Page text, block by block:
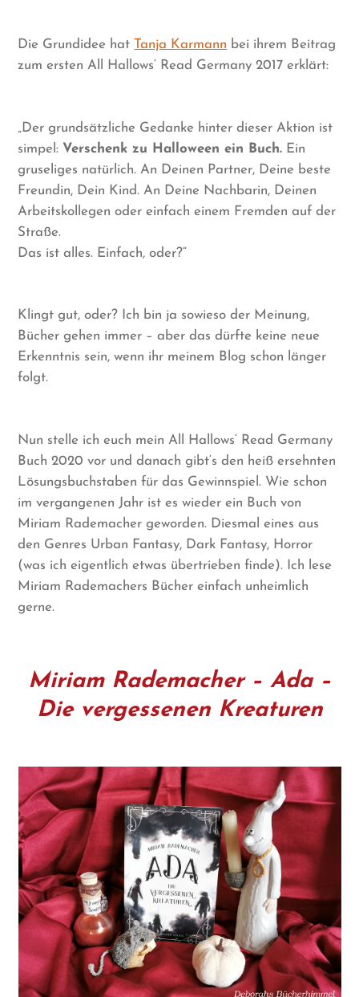
Die Grundidee hat Tanja Karmann bei ihrem Beitrag
zum ersten All Hallows‘ Read Germany 2017 erklärt:
„Der grundsätzliche Gedanke hinter dieser Aktion ist
simpel: Verschenk zu Halloween ein Buch. Ein
gruseliges natürlich. An Deinen Partner, Deine beste
Freundin, Dein Kind. An Deine Nachbarin, Deinen
Arbeitskollegen oder einfach einem Fremden auf der
Straße.
Das ist alles. Einfach, oder?“
Klingt gut, oder? Ich bin ja sowieso der Meinung,
Bücher gehen immer – aber das dürfte keine neue
Erkenntnis sein, wenn ihr meinem Blog schon länger
folgt.
Nun stelle ich euch mein All Hallows‘ Read Germany
Buch 2020 vor und danach gibt‘s den heiß ersehnten
Lösungsbuchstaben für das Gewinnspiel. Wie schon
im vergangenen Jahr ist es wieder ein Buch von
Miriam Rademacher geworden. Diesmal eines aus
den Genres Urban Fantasy, Dark Fantasy, Horror
(was ich eigentlich etwas übertrieben finde). Ich lese
Miriam Rademachers Bücher einfach unheimlich
gerne.
Miriam Rademacher – Ada –
Die vergessenen Kreaturen